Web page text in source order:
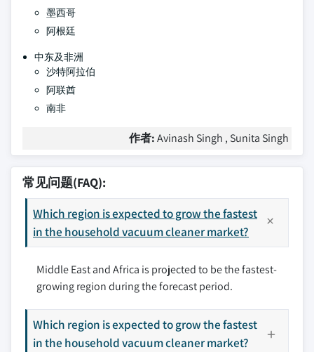
墨西哥
阿根廷
中东及非洲
沙特阿拉伯
阿联酋
南非
作者:Avinash Singh , Sunita Singh
常见问题(FAQ):
Which region is expected to grow the fastest
in the household vacuum cleaner market?
Middle East and Africa is projected to be the fastest-
growing region during the forecast period.
Which region is expected to grow the fastest
in the household vacuum cleaner market?